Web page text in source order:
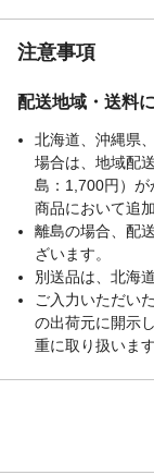
注意事項
配送地域・送料
北海道、沖縄県
場合は、地域配
島：1,700円）
商品において追
離島の場合、配
ざいます。
別送品は、北海
ご入力いただい
の出荷元に開示
重に取り扱います